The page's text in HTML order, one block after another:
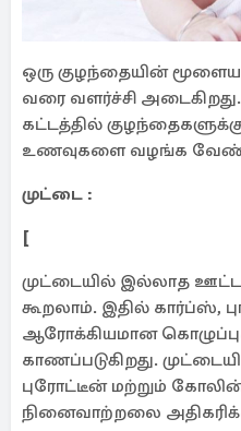
ஒரு குழந்தையின்
வரை வளர்ச்சி
கட்டத்தில்
உணவுகளை வழங்க
முட்டை :
[
முட்டையில் இல்லாத
கூறலாம். இதில் கார்ப்ஸ்,
ஆரோக்கியமான
காணப்படுகிறது.
புரோட்டீன் மற்றும்
நினைவாற்றலை அதிகரிக்க